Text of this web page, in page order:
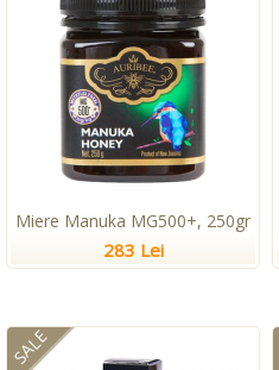
Miere Manuka MG500+, 250gr
283 Lei
SALE